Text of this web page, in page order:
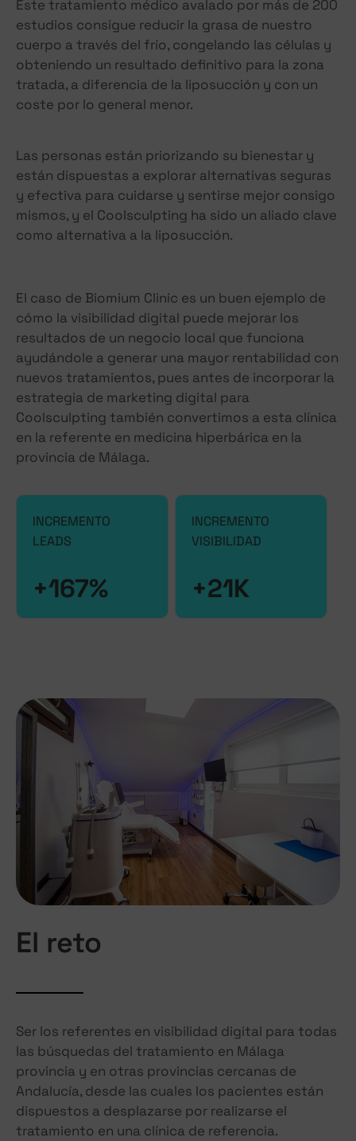
Este tratamiento médico avalado por más de 200
estudios consigue reducir la grasa de nuestro
cuerpo a través del frío, congelando las células y
obteniendo un resultado definitivo para la zona
tratada, a diferencia de la liposucción y con un
coste por lo general menor.
Las personas están priorizando su bienestar y
están dispuestas a explorar alternativas seguras
y efectiva para cuidarse y sentirse mejor consigo
mismos, y el Coolsculpting ha sido un aliado clave
como alternativa a la liposucción.
El caso de Biomium Clinic es un buen ejemplo de
cómo la visibilidad digital puede mejorar los
resultados de un negocio local que funciona
ayudándole a generar una mayor rentabilidad con
nuevos tratamientos, pues antes de incorporar la
estrategia de marketing digital para
Coolsculpting también convertimos a esta clínica
en la referente en medicina hiperbárica en la
provincia de Málaga.
INCREMENTO
LEADS
+167%
INCREMENTO
VISIBILIDAD
+21K
El reto
Ser los referentes en visibilidad digital para todas
las búsquedas del tratamiento en Málaga
provincia y en otras provincias cercanas de
Andalucía, desde las cuales los pacientes están
dispuestos a desplazarse por realizarse el
tratamiento en una clínica de referencia.